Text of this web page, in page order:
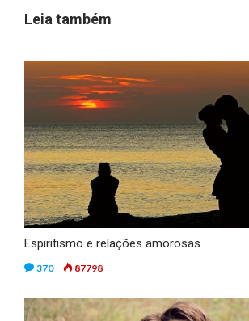
Leia também
Espiritismo e relações amorosas
370 87798